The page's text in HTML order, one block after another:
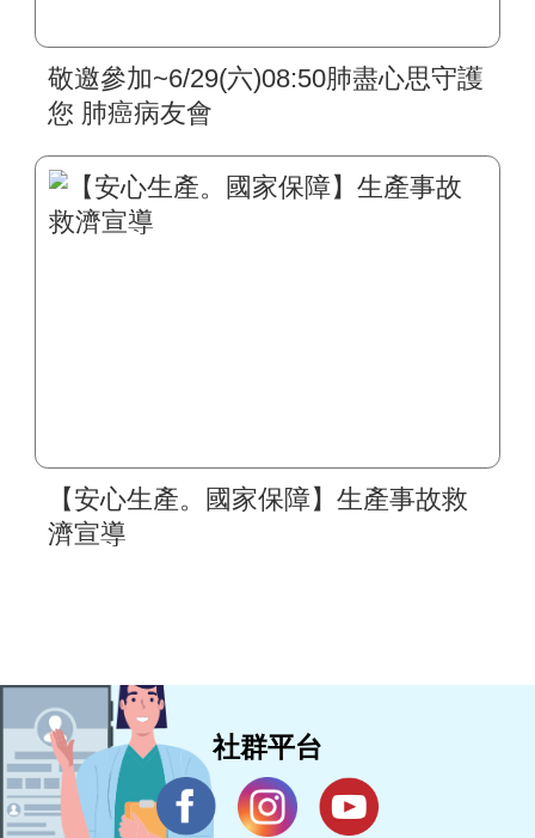
敬邀參加~6/29(六)08:50肺盡心思守護
您 肺癌病友會
【安心生產。國家保障】生產事故救
濟宣導
社群平台